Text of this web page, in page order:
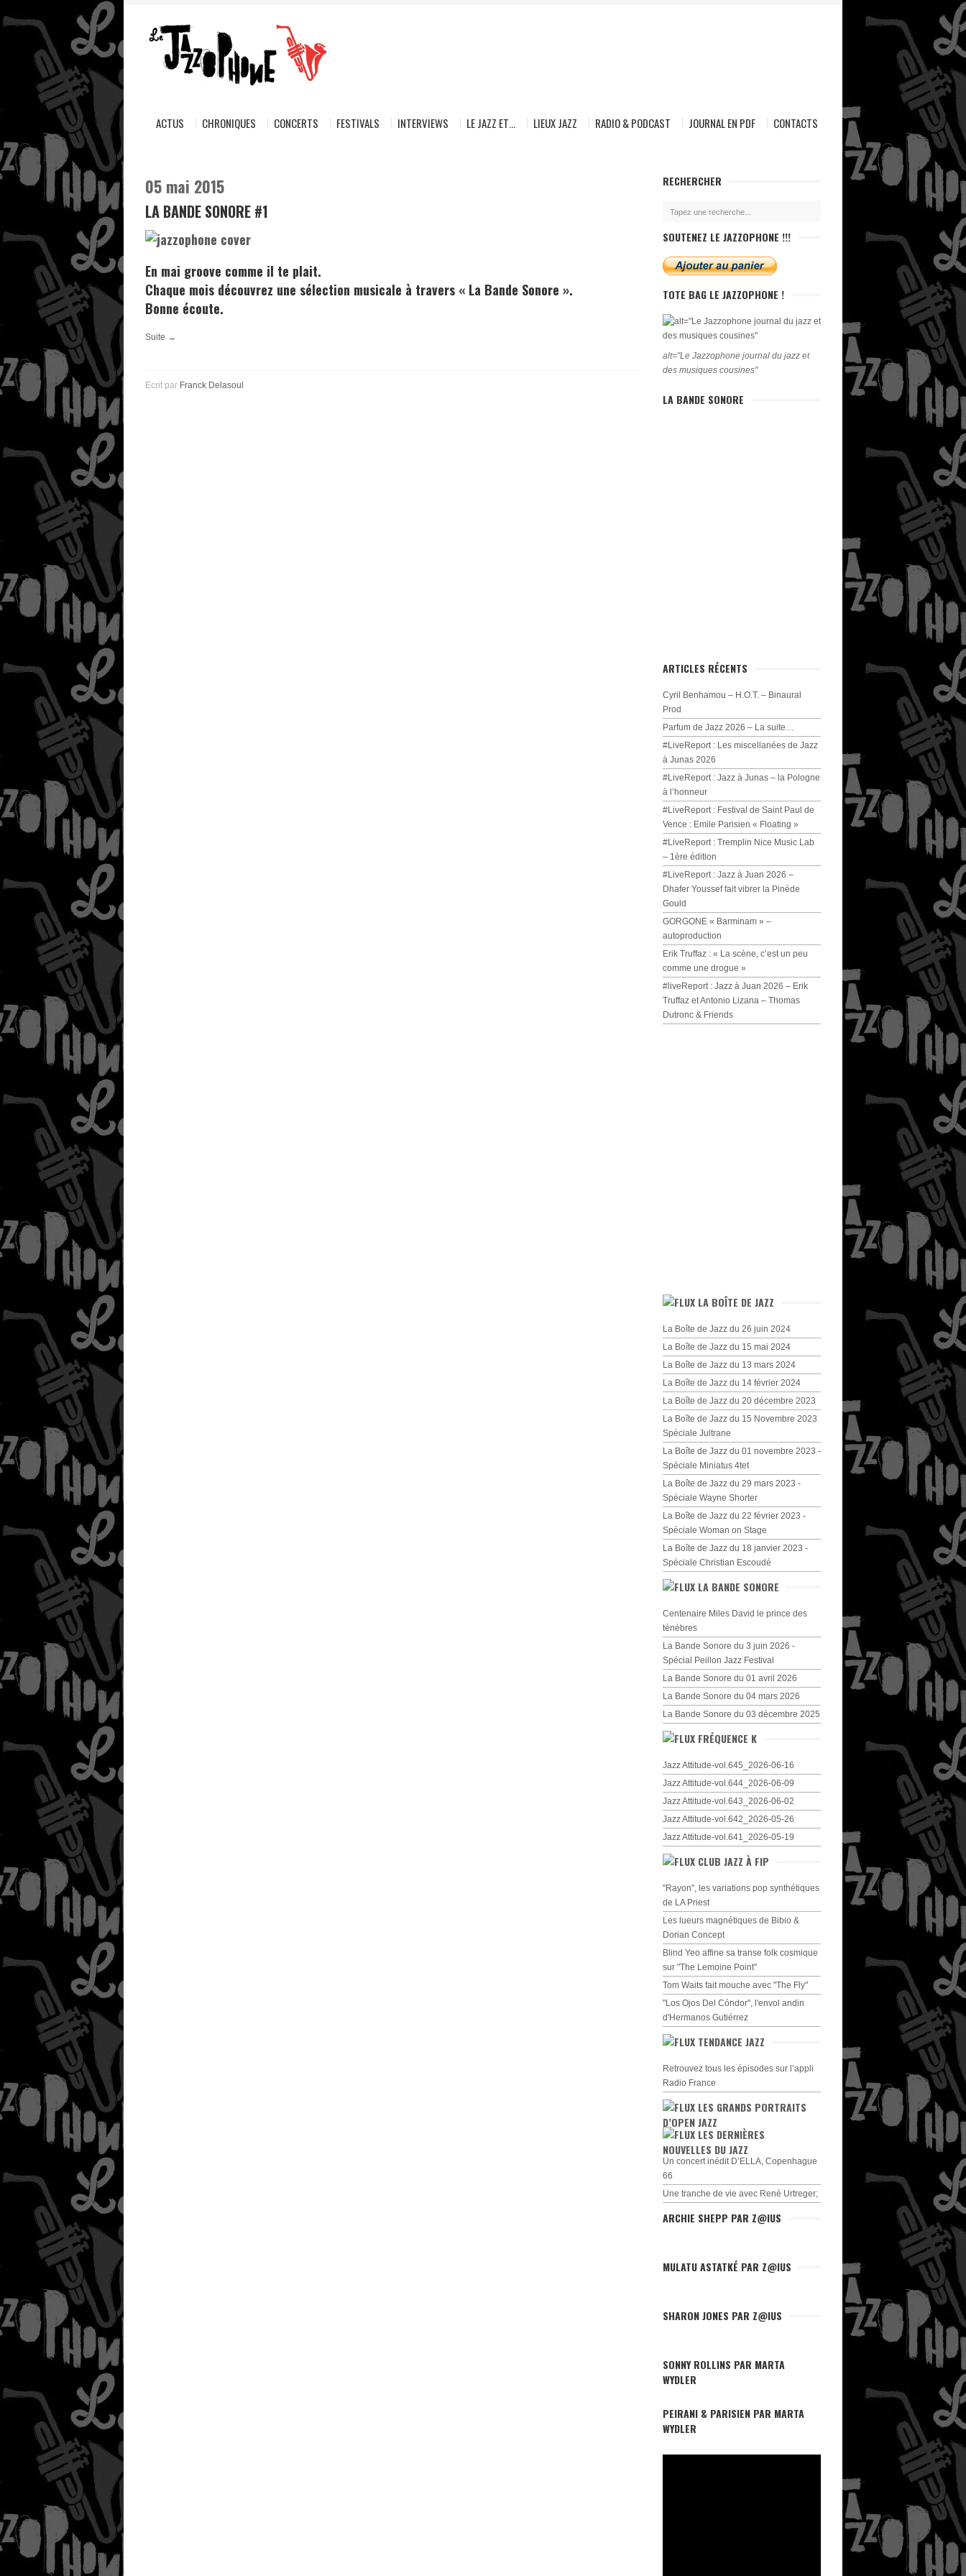
ACTUS CHRONIQUES CONCERTS FESTIVALS INTERVIEWS LE JAZZ ET… LIEUX JAZZ RADIO & PODCAST JOURNAL EN PDF CONTACTS
05 mai 2015
LA BANDE SONORE #1
En mai groove comme il te plait.
Chaque mois découvrez une sélection musicale à travers « La Bande Sonore ».
Bonne écoute.
Suite →
Ecrit par Franck Delasoul
RECHERCHER
SOUTENEZ LE JAZZOPHONE !!!
TOTE BAG LE JAZZOPHONE !
alt="Le Jazzophone journal du jazz et
des musiques cousines"
LA BANDE SONORE
ARTICLES RÉCENTS
Cyril Benhamou – H.O.T. – Binaural
Prod
Parfum de Jazz 2026 – La suite…
#LiveReport : Les miscellanées de Jazz
à Junas 2026
#LiveReport : Jazz à Junas – la Pologne
à l’honneur
#LiveReport : Festival de Saint Paul de
Vence : Emile Parisien « Floating »
#LiveReport : Tremplin Nice Music Lab
– 1ère édition
#LiveReport : Jazz à Juan 2026 –
Dhafer Youssef fait vibrer la Pinède
Gould
GORGONE « Barminam » –
autoproduction
Erik Truffaz : « La scène, c’est un peu
comme une drogue »
#liveReport : Jazz à Juan 2026 – Erik
Truffaz et Antonio Lizana – Thomas
Dutronc & Friends
LA BOÎTE DE JAZZ
La Boîte de Jazz du 26 juin 2024
La Boîte de Jazz du 15 mai 2024
La Boîte de Jazz du 13 mars 2024
La Boîte de Jazz du 14 février 2024
La Boîte de Jazz du 20 décembre 2023
La Boîte de Jazz du 15 Novembre 2023
Spéciale Jultrane
La Boîte de Jazz du 01 novembre 2023 -
Spéciale Miniatus 4tet
La Boîte de Jazz du 29 mars 2023 -
Spéciale Wayne Shorter
La Boîte de Jazz du 22 février 2023 -
Spéciale Woman on Stage
La Boîte de Jazz du 18 janvier 2023 -
Spéciale Christian Escoudé
LA BANDE SONORE
Centenaire Miles David le prince des
ténèbres
La Bande Sonore du 3 juin 2026 -
Spécial Peillon Jazz Festival
La Bande Sonore du 01 avril 2026
La Bande Sonore du 04 mars 2026
La Bande Sonore du 03 décembre 2025
FRÉQUENCE K
Jazz Attitude-vol.645_2026-06-16
Jazz Attitude-vol.644_2026-06-09
Jazz Attitude-vol.643_2026-06-02
Jazz Attitude-vol.642_2026-05-26
Jazz Attitude-vol.641_2026-05-19
CLUB JAZZ À FIP
"Rayon", les variations pop synthétiques
de LA Priest
Les lueurs magnétiques de Bibio &
Dorian Concept
Blind Yeo affine sa transe folk cosmique
sur "The Lemoine Point"
Tom Waits fait mouche avec "The Fly"
"Los Ojos Del Cóndor", l'envol andin
d'Hermanos Gutiérrez
TENDANCE JAZZ
Retrouvez tous les épisodes sur l’appli
Radio France
LES GRANDS PORTRAITS
D’OPEN JAZZ
LES DERNIÈRES
NOUVELLES DU JAZZ
Un concert inédit D’ELLA, Copenhague
66
Une tranche de vie avec René Urtreger;
ARCHIE SHEPP PAR Z@IUS
MULATU ASTATKÉ PAR Z@IUS
SHARON JONES PAR Z@IUS
SONNY ROLLINS PAR MARTA
WYDLER
PEIRANI & PARISIEN PAR MARTA
WYDLER